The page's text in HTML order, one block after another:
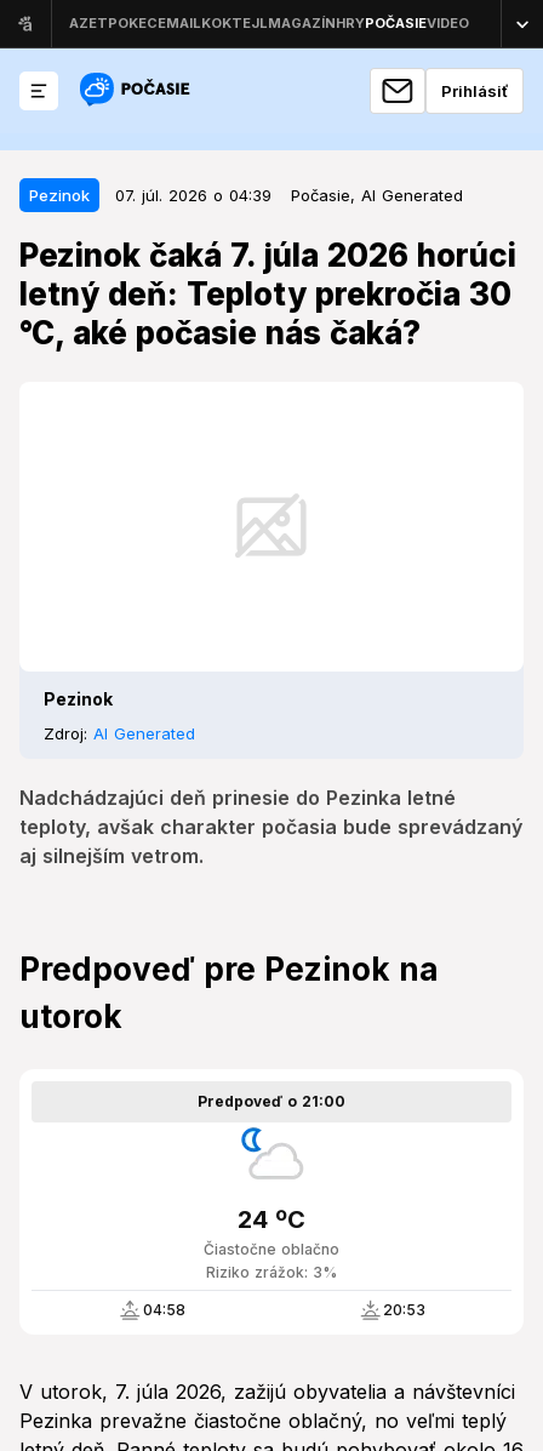
Prihlásiť
Pezinok 07. júl. 2026 o 04:39 Počasie, AI Generated
Pezinok čaká 7. júla 2026 horúci
letný deň: Teploty prekročia 30
°C, aké počasie nás čaká?
Pezinok
Zdroj: AI Generated
Nadchádzajúci deň prinesie do Pezinka letné
teploty, avšak charakter počasia bude sprevádzaný
aj silnejším vetrom.
Pezinok 07. júl. 2026 o 04:39
Pezinok čaká 7. júla 2026 horúci
letný deň: Teploty prekročia 30
°C, aké počasie nás čaká?
Predpoveď pre Pezinok na
utorok
Predpoveď o 21:00
Čiastočne oblačno
24 ºC
Riziko zrážok: 3%
04:58 20:53
V utorok, 7. júla 2026, zažijú obyvatelia a návštevníci
Pezinka prevažne čiastočne oblačný, no veľmi teplý